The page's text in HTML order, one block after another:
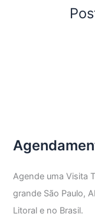
Agende uma Visita
grande São Paulo,
Litoral e no Brasil.